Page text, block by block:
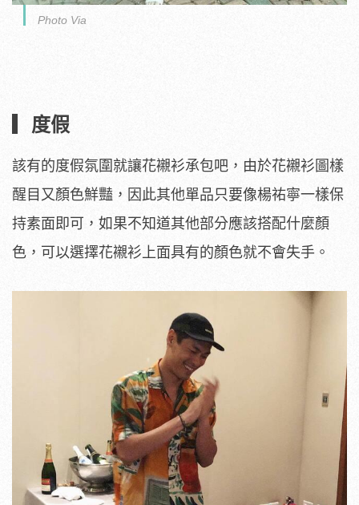
Photo Via
▎度假
該有的度假氛圍就讓花襯衫承包吧，由於花襯衫圖樣
醒目又顏色鮮豔，因此其他單品只要像楊祐寧一樣保
持素面即可，如果不知道其他部分應該搭配什麼顏
色，可以選擇花襯衫上面具有的顏色就不會失手。